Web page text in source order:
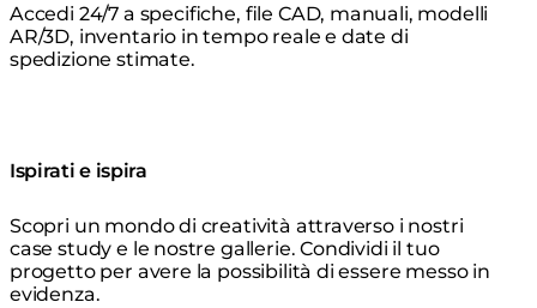
Accedi 24/7 a specifiche, file CAD, manuali, modelli
AR/3D, inventario in tempo reale e date di
spedizione stimate.
Ispirati e ispira
Scopri un mondo di creatività attraverso i nostri
case study e le nostre gallerie. Condividi il tuo
progetto per avere la possibilità di essere messo in
evidenza.